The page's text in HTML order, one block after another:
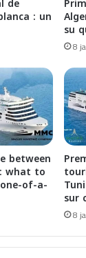
de
: un
su
8
between
what to
of-a-
sur
8